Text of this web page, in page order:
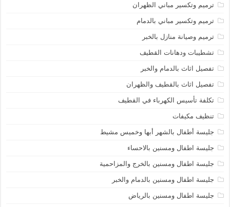
ترميم وتكسير مباني الظهران
ترميم وتكسير مباني بالدمام
ترميم وصيانة منازل بالخبر
تشطيبات ودهانات القطيف
تفصيل اثاث بالدمام والخبر
تفصيل اثاث بالقطيف والظهران
تكلفة تأسيس الكهرباء في القطيف
تنظيف مكيفات
جليسة أطفال بالشهر أبها وخميس مشيط
جليسة اطفال ومسنين بالاحساء
جليسة اطفال ومسنين بالخرج والمزاحمية
جليسة اطفال ومسنين بالدمام والخبر
جليسة اطفال ومسنين بالرياض